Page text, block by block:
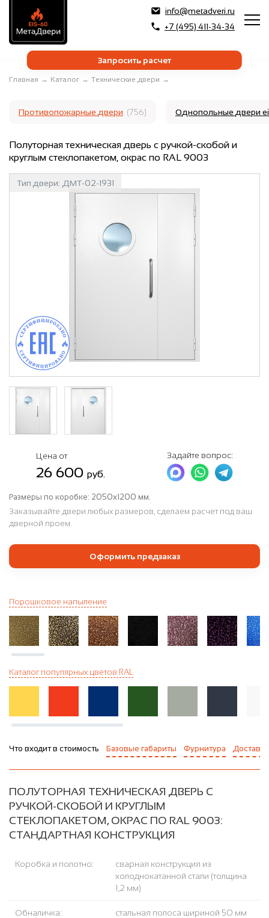
info@metadveri.ru
+7 (495) 411-34-34
Запросить расчет
Главная → Каталог → Технические двери →
Противопожарные двери (756) Однопольные двери
Полуторная техническая дверь с ручкой-скобой и
круглым стеклопакетом, окрас по RAL 9003
Тип двери: ДМТ-02-1931
Цена от
26 600руб.
Задайте вопрос:
Размеры по коробке: 2050х1200 мм.
Заказывайте двери любых размеров, сделаем расчет под ваш
дверной проем.
Оформить предзаказ
Порошковое напыление
Каталог популярных цветов RAL
Что входит в стоимость Базовые габариты Фурнитура Доставка
ПОЛУТОРНАЯ ТЕХНИЧЕСКАЯ ДВЕРЬ С
РУЧКОЙ-СКОБОЙ И КРУГЛЫМ
СТЕКЛОПАКЕТОМ, ОКРАС ПО RAL 9003:
СТАНДАРТНАЯ КОНСТРУКЦИЯ
Коробка и полотно:
сварная конструкция из
холоднокатанной стали (толщина
1,2 мм)
Обналичка: стальная полоса шириной 50 мм